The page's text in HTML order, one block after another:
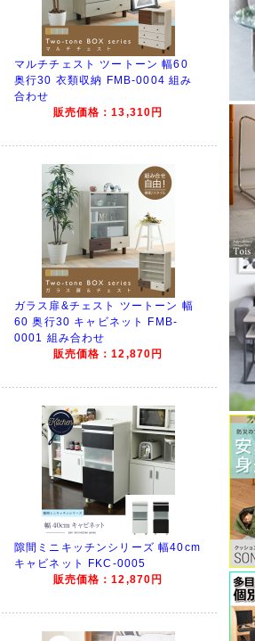
マルチチェスト ツートーン 幅60
奥行30 衣類収納 FMB-0004 組み
合わせ
販売価格：13,310円
ガラス扉&チェスト ツートーン 幅
60 奥行30 キャビネット FMB-
0001 組み合わせ
販売価格：12,870円
隙間ミニキッチンシリーズ 幅40cm
キャビネット FKC-0005
販売価格：12,870円